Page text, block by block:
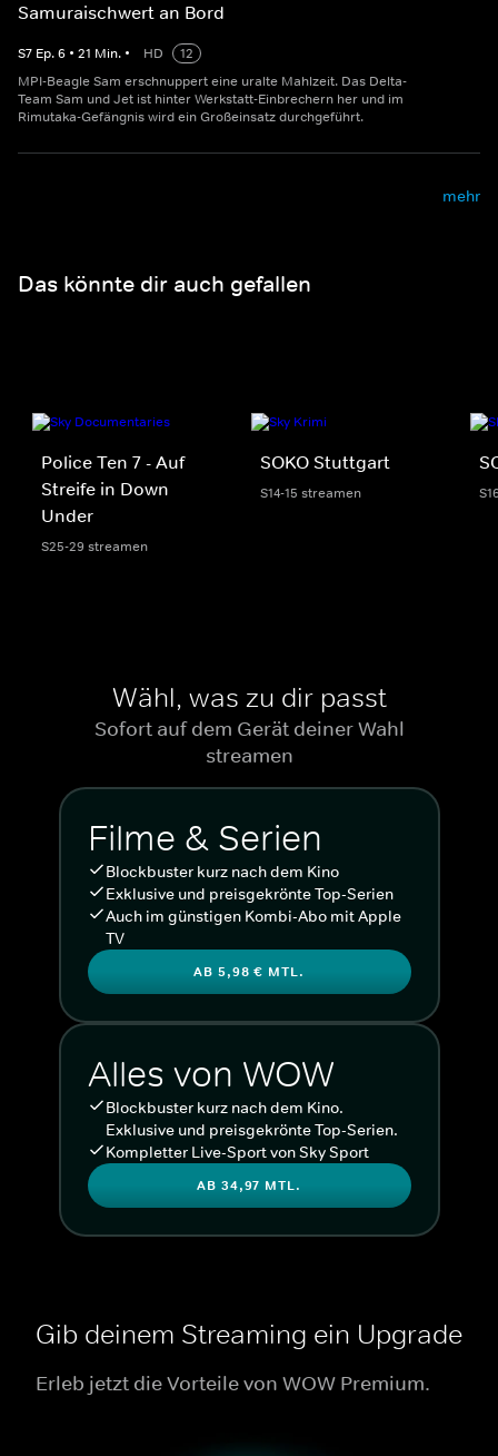
Samuraischwert an Bord
S7 Ep.6 • 21 Min. • HD
12
MPI-Beagle Sam erschnuppert eine uralte Mahlzeit. Das Delta-
Team Sam und Jet ist hinter Werkstatt-Einbrechern her und im
Rimutaka-Gefängnis wird ein Großeinsatz durchgeführt.
mehr
Das könnte dir auch gefallen
Police Ten 7 - Auf
Streife in Down
Under
S25-29 streamen
SOKO Stuttgart
S14-15 streamen
Wähl, was zu dir passt
Sofort auf dem Gerät deiner Wahl
streamen
Filme & Serien
Blockbuster kurz nach dem Kino
Exklusive und preisgekrönte Top-Serien
Auch im günstigen Kombi-Abo mit Apple
TV
AB 5,98 € MTL.
Alles von WOW
Blockbuster kurz nach dem Kino.
Exklusive und preisgekrönte Top-Serien.
Kompletter Live-Sport von Sky Sport
AB 34,97 MTL.
Gib deinem Streaming ein Upgrade
Erleb jetzt die Vorteile von WOW Premium.